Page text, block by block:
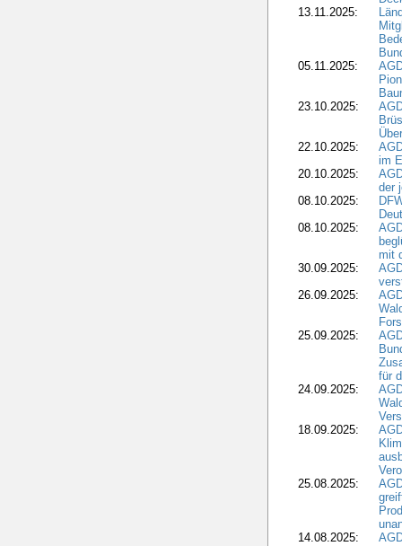
13.11.2025:
05.11.2025:
23.10.2025:
22.10.2025:
im
20.10.2025:
der
08.10.2025:
08.10.2025:
mit
30.09.2025:
26.09.2025:
25.09.2025:
für
24.09.2025:
18.09.2025:
25.08.2025:
14.08.2025: